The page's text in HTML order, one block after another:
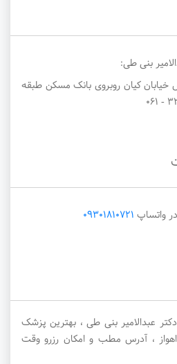
بنی طی:
خیابان کیان روبروی بانک مسکن طبقه
واتساپ 09301810721
عبدالامیر بنی طی ، بهترین پزشک
، آدرس مطب و امکان رزرو وقت